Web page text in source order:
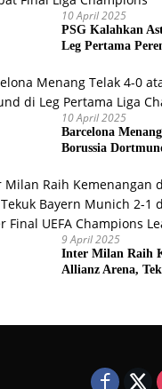
10 April 2025
PSG Kalahkan
Leg Pertama
10 April 2025
Barcelona
Borussia
9 April 2025
Inter Milan Raih
Allianz Arena,